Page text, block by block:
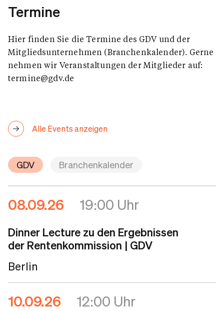
Termine
Hier finden Sie die Termine des GDV und der
Mitgliedsunternehmen (Branchenkalender). Gerne
nehmen wir Veranstaltungen der Mitglieder auf:
termine@gdv.de
Alle Events anzeigen
GDV Branchenkalender
08.09.26 19:00 Uhr
Dinner Lecture zu den Ergebnissen
der Rentenkommission | GDV
Berlin
10.09.26 12:00 Uhr